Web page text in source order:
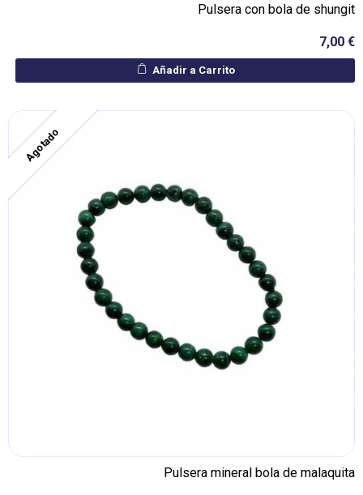
Pulsera con bola de shungit
7,00 €
Añadir a Carrito
Agotado
Pulsera mineral bola de malaquita